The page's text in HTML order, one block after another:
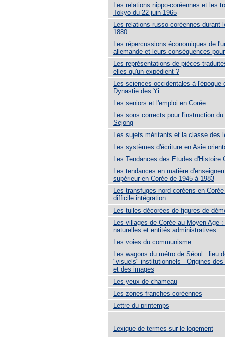
Les relations nippo-coréennes et les
Tokyo du 22 juin 1965
Les relations russo-coréennes durant
1880
Les répercussions économiques de
allemande et leurs conséquences
Les représentations de pièces
elles qu'un expédient ?
Les sciences occidentales à l'époque
Dynastie des Yi
Les seniors et l'emploi en Corée
Les sons corrects pour l'instruction
Sejong
Les sujets méritants et la classe des
Les systèmes d'écriture en Asie
Les Tendances des Etudes d'Histoire
Les tendances en matière
supérieur en Corée de 1945 à 1983
Les transfuges nord-coréens en
difficile intégration
Les tuiles décorées de figures de
Les villages de Corée au Moyen Age
naturelles et entités administratives
Les voies du communisme
Les wagons du métro de Séoul : lieu
ʺvisuelsʺ institutionnels - Origines
et des images
Les yeux de chameau
Les zones franches coréennes
Lettre du printemps
Lexique de termes sur le logement